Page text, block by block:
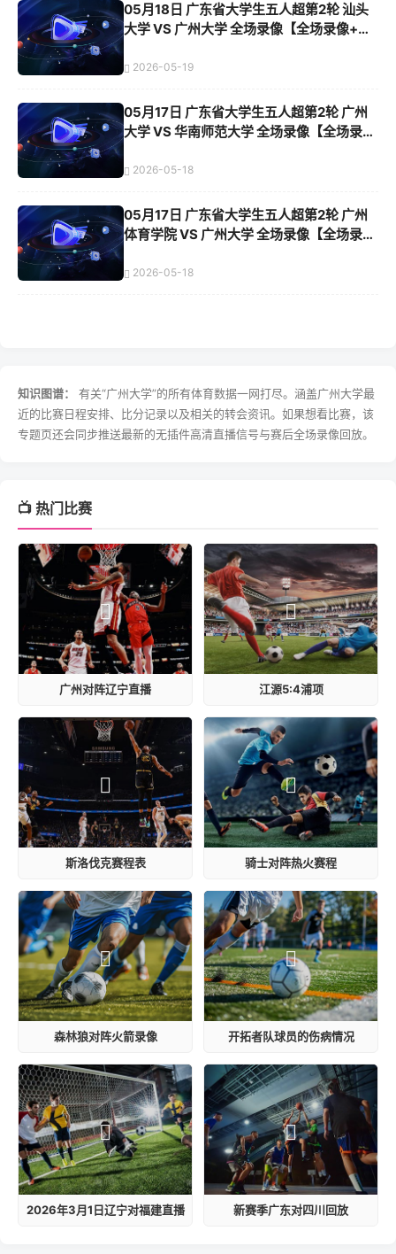
05月18日 广东省大学生五人超第2轮 汕头
大学 VS 广州大学 全场录像【全场录像+集
2026-05-19
05月17日 广东省大学生五人超第2轮 广州
大学 VS 华南师范大学 全场录像【全场录像
2026-05-18
05月17日 广东省大学生五人超第2轮 广州
体育学院 VS 广州大学 全场录像【全场录像
2026-05-18
知识图谱：
有关“广州大学”的所有体育数据一网打尽。涵盖广州大学最
近的比赛日程安排、比分记录以及相关的转会资讯。如果想看比赛，该
专题页还会同步推送最新的无插件高清直播信号与赛后全场录像回放。
📺 热门比赛
广州对阵辽宁直播 江源5:4浦项
斯洛伐克赛程表 骑士对阵热火赛程
森林狼对阵火箭录像 开拓者队球员的伤病情况
2026年3月1日辽宁对福建直播 新赛季广东对四川回放